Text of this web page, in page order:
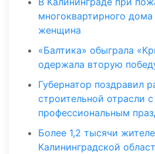
многоквартирного дома
женщина
«Балтика» обыграла
одержала вторую
Губернатор поздравил
строительной отрасли с
профессиональным
Более 1,2 тысячи
Калининградской